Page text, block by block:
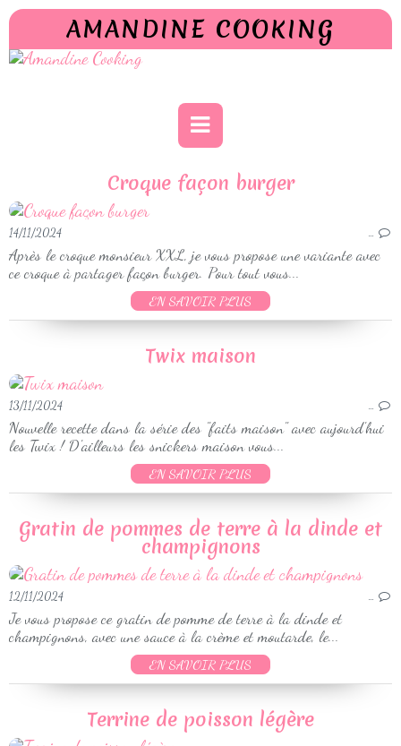
AMANDINE COOKING
Croque façon burger
14/11/2024 …
Après le croque monsieur XXL, je vous propose une variante avec
ce croque à partager façon burger. Pour tout vous...
EN SAVOIR PLUS
Twix maison
13/11/2024 …
Nouvelle recette dans la série des "faits maison" avec aujourd'hui
les Twix ! D'ailleurs les snickers maison vous...
EN SAVOIR PLUS
Gratin de pommes de terre à la dinde et
champignons
12/11/2024 …
Je vous propose ce gratin de pomme de terre à la dinde et
champignons, avec une sauce à la crème et moutarde, le...
EN SAVOIR PLUS
Terrine de poisson légère